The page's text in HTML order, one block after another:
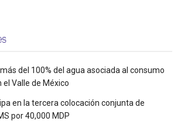
del 100% del agua asociada al consumo
Valle de México
en la tercera colocación conjunta de
por 40,000 MDP